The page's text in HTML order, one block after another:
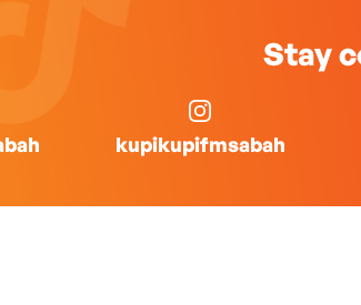
Stay
kupikupifmsabah